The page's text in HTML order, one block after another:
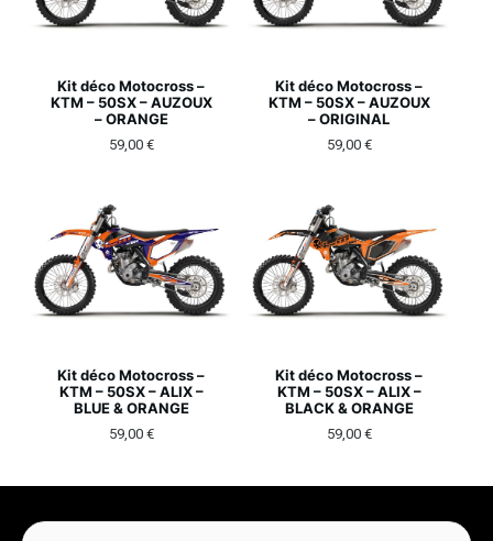
Kit déco Motocross –
KTM – 50SX – AUZOUX
– ORANGE
59,00 €
Kit déco Motocross –
KTM – 50SX – AUZOUX
– ORIGINAL
59,00 €
Kit déco Motocross –
KTM – 50SX – ALIX –
BLUE & ORANGE
59,00 €
Kit déco Motocross –
KTM – 50SX – ALIX –
BLACK & ORANGE
59,00 €